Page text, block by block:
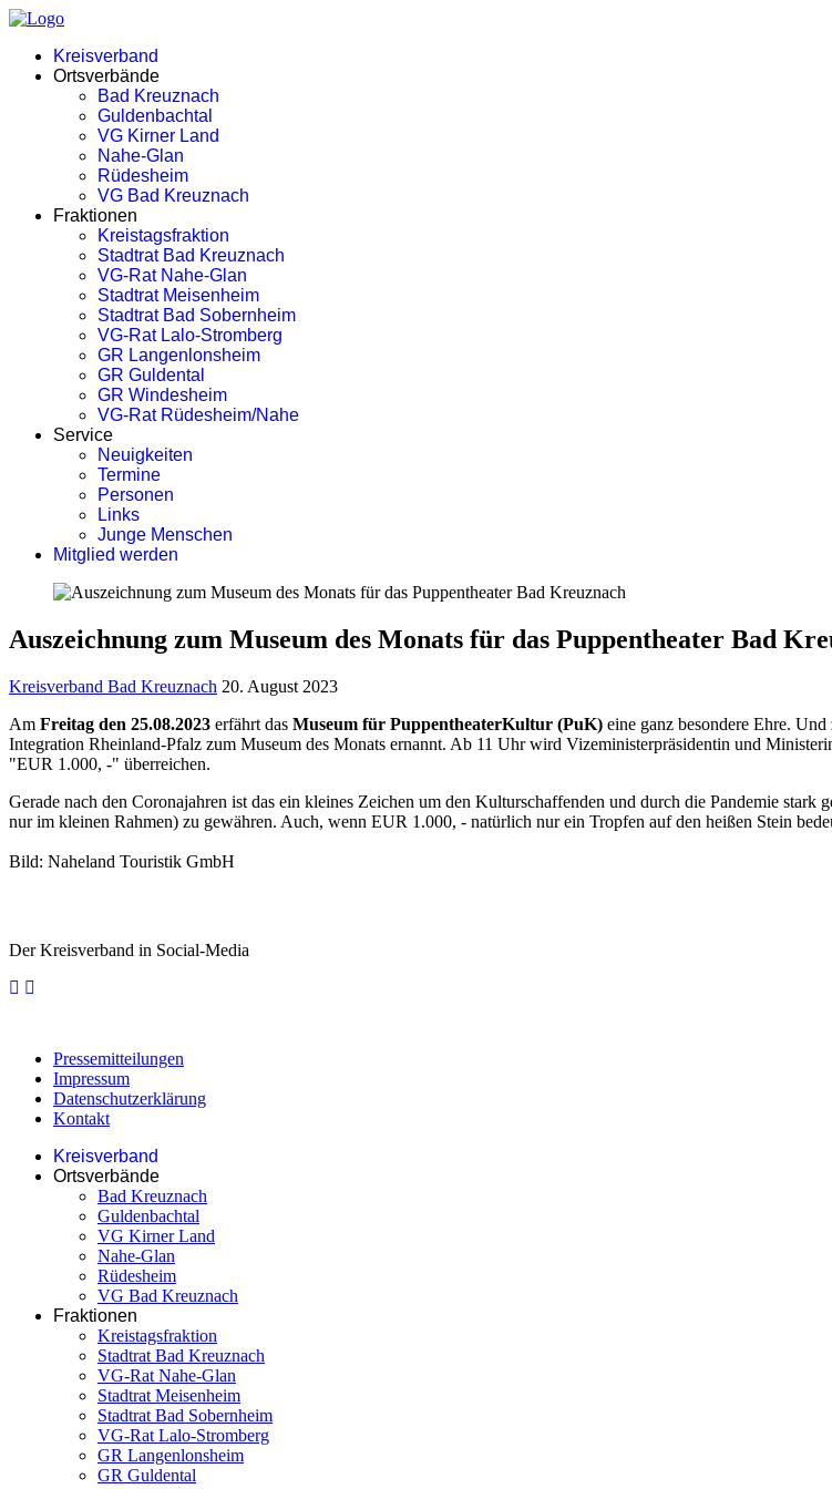
Kreisverband
Ortsverbände
Bad Kreuznach
Guldenbachtal
VG Kirner Land
Nahe-Glan
Rüdesheim
VG Bad Kreuznach
Fraktionen
Kreistagsfraktion
Stadtrat Bad Kreuznach
VG-Rat Nahe-Glan
Stadtrat Meisenheim
Stadtrat Bad Sobernheim
VG-Rat Lalo-Stromberg
GR Langenlonsheim
GR Guldental
GR Windesheim
VG-Rat Rüdesheim/Nahe
Service
Neuigkeiten
Termine
Personen
Links
Junge Menschen
Mitglied werden
Auszeichnung zum Museum des Monats für das Puppentheater Bad
Kreisverband Bad Kreuznach 20. August 2023
Am Freitag den 25.08.2023 erfährt das Museum für PuppentheaterKultur (PuK) eine ganz besondere Ehre.
Integration Rheinland-Pfalz zum Museum des Monats ernannt. Ab 11 Uhr wird Vizeministerpräsidentin und
"EUR 1.000, -" überreichen.
Gerade nach den Coronajahren ist das ein kleines Zeichen um den Kulturschaffenden und durch die Pandemie
nur im kleinen Rahmen) zu gewähren. Auch, wenn EUR 1.000, - natürlich nur ein Tropfen auf den heißen Stein
Bild: Naheland Touristik GmbH
Der Kreisverband in Social-Media
Pressemitteilungen
Impressum
Datenschutzerklärung
Kontakt
Kreisverband
Ortsverbände
Bad Kreuznach
Guldenbachtal
VG Kirner Land
Nahe-Glan
Rüdesheim
VG Bad Kreuznach
Fraktionen
Kreistagsfraktion
Stadtrat Bad Kreuznach
VG-Rat Nahe-Glan
Stadtrat Meisenheim
Stadtrat Bad Sobernheim
VG-Rat Lalo-Stromberg
GR Langenlonsheim
GR Guldental